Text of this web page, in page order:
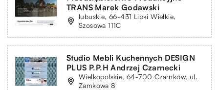
TRANS Marek Godawski
lubuskie, 66-431 Lipki Wielkie,
Szosowa 111C
Studio Mebli Kuchennych DESIGN
PLUS P.P.H Andrzej Czarnecki
Wielkopolskie, 64-700 Czarnków, ul.
Zamkowa 8